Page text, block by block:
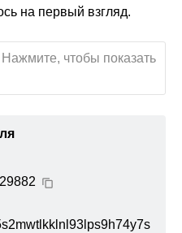
на первый взгляд.
Нажмите, чтобы показать